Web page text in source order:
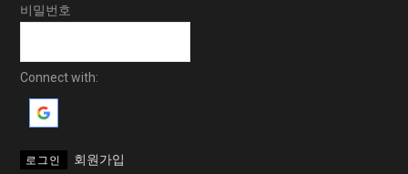
비밀번호
Connect with:
회원가입